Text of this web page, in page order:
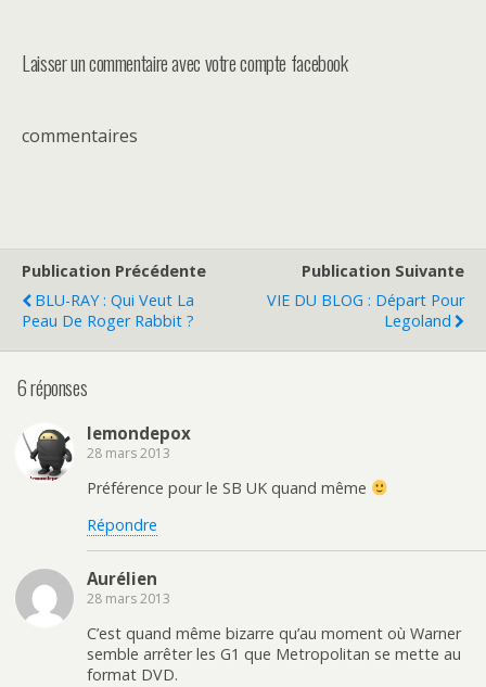
Laisser un commentaire avec votre compte facebook
commentaires
Publication Précédente
BLU-RAY : Qui Veut La
Peau De Roger Rabbit ?
Publication Suivante
VIE DU BLOG : Départ Pour
Legoland
6 réponses
lemondepox
28 mars 2013
Préférence pour le SB UK quand même
Répondre
Aurélien
28 mars 2013
C’est quand même bizarre qu’au moment où Warner
semble arrêter les G1 que Metropolitan se mette au
format DVD.